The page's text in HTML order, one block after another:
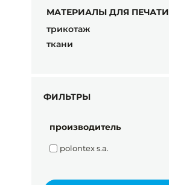
МАТЕРИАЛЫ ДЛЯ ПЕЧАТИ
трикотаж
ткани
ФИЛЬТРЫ
производитель
polontex s.a.